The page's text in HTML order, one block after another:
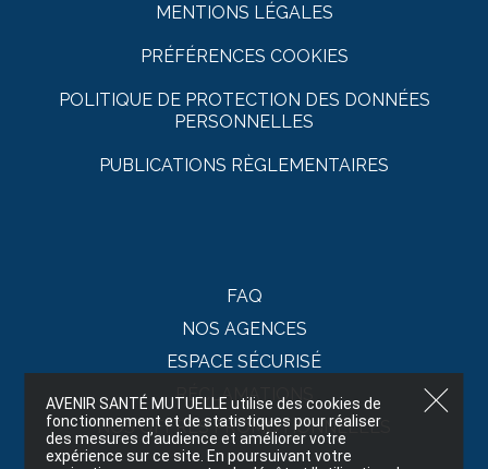
MENTIONS LÉGALES
PRÉFÉRENCES COOKIES
POLITIQUE DE PROTECTION DES DONNÉES
PERSONNELLES
PUBLICATIONS RÈGLEMENTAIRES
FAQ
NOS AGENCES
ESPACE SÉCURISÉ
RÉCLAMATIONS
NOS OFFRES PROMOTIONNELLES
AVENIR SANTÉ MUTUELLE utilise des cookies de
fonctionnement et de statistiques pour réaliser
des mesures d’audience et améliorer votre
expérience sur ce site. En poursuivant votre